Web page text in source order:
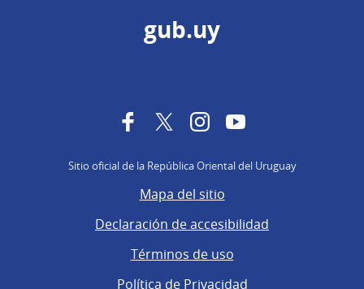
gub.uy
FacebookTwitterInstagramYouTube
Sitio oficial de la República Oriental del Uruguay
Mapa del sitio
Declaración de accesibilidad
Términos de uso
Política de Privacidad